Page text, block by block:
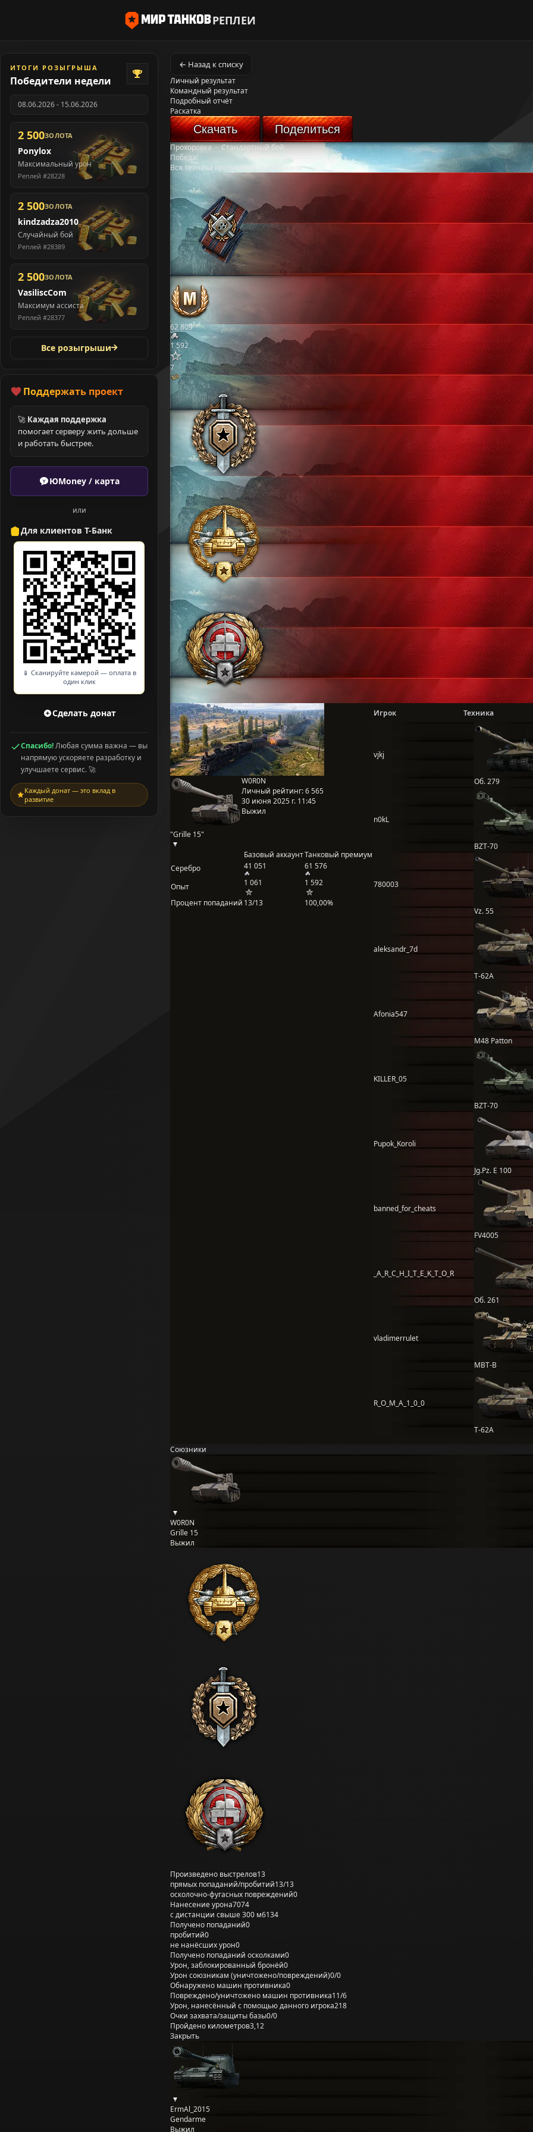
РЕПЛЕИ
ИТОГИ РОЗЫГРЫША
Победители недели
08.06.2026 - 15.06.2026
2 500ЗОЛОТА
Ponylox
Максимальный урон
Реплей #28228
2 500ЗОЛОТА
kindzadza2010
Случайный бой
Реплей #28389
2 500ЗОЛОТА
VasiliscCom
Максимум ассиста
Реплей #28377
Все розыгрыши
Поддержать проект
🚀 Каждая поддержка
помогает серверу жить дольше
и работать быстрее.
ЮMoney / карта
или
Для клиентов Т-Банк
📱 Сканируйте камерой — оплата в
один клик
Сделать донат
Спасибо!Любая сумма важна — вы
напрямую ускоряете разработку и
улучшаете сервис. 🚀
Каждый донат — это вклад в
развитие
← Назад к списку
Личный результат
Командный результат
Подробный отчёт
Раскатка
Скачать Поделиться
Прохоровка-Стандартный бой
Победа!
Вся техника противника уничтожена
62 809
1 592
7
"Grille 15"
W0R0N
Личный рейтинг:6 565
30 июня 2025 г. 11:45
Выжил
Базовый аккаунтТанковый премиум
Серебро
41 051 61 576
Опыт 1 061
1 592
Процент попаданий 13/13 100,00%
Игрок Техника
vjkj
Об. 279
n0kL
BZT-70
780003
Vz. 55
aleksandr_7d
Т-62А
Afonia547
M48 Patton
KILLER_05
BZT-70
Pupok_Koroli
Jg.Pz. E 100
banned_for_cheats
FV4005
_A_R_C_H_I_T_E_K_T_O_R
Об. 261
vladimerrulet
MBT-B
R_O_M_A_1_0_0
Т-62А
Союзники
W0R0N
Grille 15
Выжил
Произведено выстрелов13
прямых попаданий/пробитий13/13
осколочно-фугасных повреждений0
Нанесение урона7074
с дистанции свыше 300 м6134
Получено попаданий0
пробитий0
не нанёсших урон0
Получено попаданий осколками0
Урон, заблокированный бронёй0
Урон союзникам (уничтожено/повреждений)0/0
Обнаружено машин противника0
Повреждено/уничтожено машин противника11/6
Урон, нанесённый с помощью данного игрока218
Очки захвата/защиты базы0/0
Пройдено километров3,12
Закрыть
ErmAl_2015
Gendarme
Выжил